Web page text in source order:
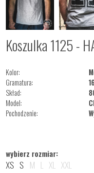
Koszulka 1125 -
Kolor:
Gramatura:
Skład:
Model:
Pochodzenie:
wybierz rozmiar:
XS S M L XL XXL